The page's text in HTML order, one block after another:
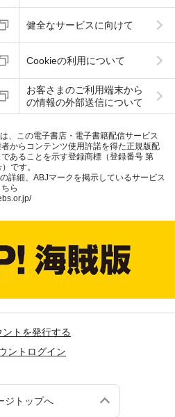
健全なサービスに向けて
Cookieの利用について
お客さまのご利用端末から
の情報の外部送信について
、この電子書店・電子書籍配信サービス
からコンテンツ使用許諾を得た正規版配
あることを示す登録商標（登録番号 第
です。
詳細、ABJマークを掲示しているサービス
ら
トを発行する
ントログイン
ジトップへ